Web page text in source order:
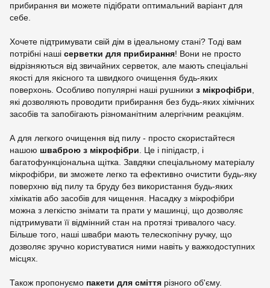
прибирання ви можете підібрати оптимальний варіант для
себе.
Хочете підтримувати свій дім в ідеальному стані? Тоді вам
потрібні наші серветки для прибирання! Вони не просто
відрізняються від звичайних серветок, але мають спеціальні
якості для якісного та швидкого очищення будь-яких
поверхонь. Особливо популярні наші рушники з мікрофібри
які дозволяють проводити прибирання без будь-яких хімічних
засобів та запобігають різноманітним алергічним реакціям.
А для легкого очищення від пилу - просто скористайтеся
нашою шваброю з мікрофібри . Це і піпідастр, і
багатофункціональна щітка. Завдяки спеціальному матеріалу
мікрофібри, ви зможете легко та ефективно очистити будь-яку
поверхню від пилу та бруду без використання будь-яких
хімікатів або засобів для чищення. Насадку з мікрофібри
можна з легкістю знімати та прати у машинці, що дозволяє
підтримувати її відмінний стан на протязі тривалого часу.
Більше того, наші швабри мають телескопічну ручку, що
дозволяє зручно користуватися ними навіть у важкодоступних
місцях.
Також пропонуємо пакети для сміття різного об'єму.